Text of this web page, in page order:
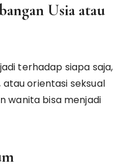
Usia atau
terhadap siapa saja,
atau orientasi seksual
wanita bisa menjadi